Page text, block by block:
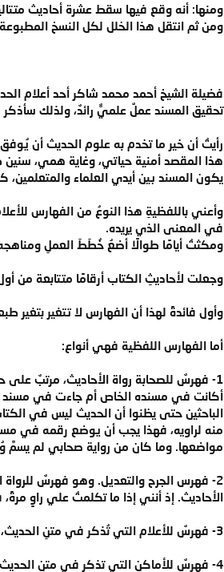
ومنها: أنه وقع فيها سقط عشرة أحاديث
ومن ثم انتقل هذا الخلل لكل النسخ
فضيلة الشيخ أحمد محمد شاكر أحد أعلام
تحقيق المسند عملٌ علميٌّ رائدٌ، ولذلك سأذكر
رأيتُ أن خير ما تخدم به علوم الحديث أن
هذا المقصد أمنية حياتي، وغاية همي، سنين
يكون المسند بين أيدي العلماء
وأعني باللفظيةِ هذا النوعُ من الفهارس
في المعنى الذي يريده.
ومكثتُ أيامًا طوالًا أضعُ خُطَطَ العملِ
وجعلت لأحاديثِ الكتاب أرقامًا متتابعة من
وأول فائدةً لهذا أن الفهارس لا تتغير بتغير
أما الفهارس اللفظية فهي أنواع:
1- فهرسٌ للصحابة رواة الأحاديث، مرتبٌ على
أكانت في مسنده الخاص أم جاءت في مسند
الباحثين حتى يظنوا أن الحديث ليس في
منه لراويه، فهذا يجب أن يوضع رقمه في
مواضعها. وما كان من رواية صحابي لم يسمَّ
2- فهرس الجرح والتعديل. وهو فهرسٌ للرواة
الأحاديث. إذ أنني إذا ما تكلمتُ علي راوٍ مرةً،
3- فهرسٌ للأعلام التي تُذكر في متنِ الحديث، إذ أنها تكون في الأغلب الأعلامَ التي تدور عليها قصة الحديث أو موضع العبرة منه.
4- فهرسٌ للأماكن التي تذكر في متن الحديث أيضا، وهي كسابقتها.